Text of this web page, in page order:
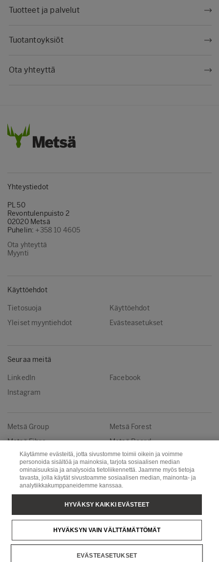
Tuotteet ja palvelut
Tuotantoyksiöt
Ota yhteyttä
Yhteystiedot
PL 50
Revontulenpuisto 2
02020 Metsä
Puhelin: +358 10 4605
Ota yhteyttä
Myynti
Käyttöehdot
Tietosuoja
Käyttöehdot
Yleiset myyntiehdot
Evästeasetukset
Seuraa meitä
LinkedIn
Facebook
Instagram
Metsä Group
Metsä Forest
Metsä Fibre
Metsä Board
Metsä Tissue
Metsä Spring
Copyright © Metsä Group
Käytämme evästeitä, jotta sivustomme toimii oikein ja voimme
personoida sisältöä ja mainoksia, tarjota sosiaalisen median
ominaisuuksia ja analysoida tietoliikennettä. Jaamme myös tietoja
tavasta, jolla käytät sivustoamme sosiaalisen median, mainonta- ja
analytiikkakumppaneidemme kanssaa.
EVÄSTEASETUKSET
HYVÄKSYN VAIN VÄLTTÄMÄTTÖMÄT
HYVÄKSY KAIKKI EVÄSTEET